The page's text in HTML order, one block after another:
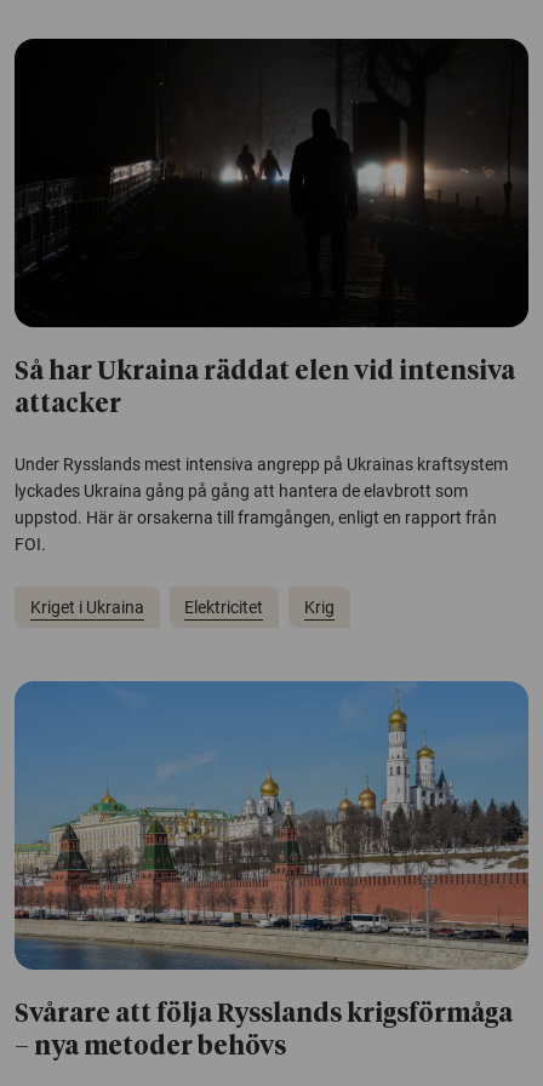
Så har Ukraina räddat elen vid intensiva
attacker
Under Rysslands mest intensiva angrepp på Ukrainas kraftsystem
lyckades Ukraina gång på gång att hantera de elavbrott som
uppstod. Här är orsakerna till framgången, enligt en rapport från
FOI.
Kriget i Ukraina Elektricitet Krig
Svårare att följa Rysslands krigsförmåga
– nya metoder behövs